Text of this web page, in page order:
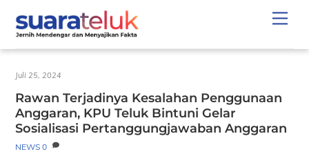
content
Juli 25, 2024
Rawan Terjadinya Kesalahan Penggunaan
Anggaran, KPU Teluk Bintuni Gelar
Sosialisasi Pertanggungjawaban Anggaran
NEWS 0